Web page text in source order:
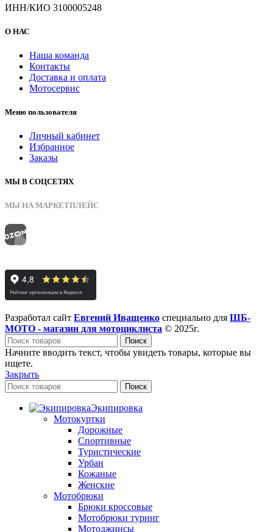
ИНН/КИО 3100005248
О НАС
Наша команда
Контакты
Доставка и оплата
Мотосервис
Меню пользователя
Личный кабинет
Избранное
Заказы
МЫ В СОЦСЕТЯХ
МЫ НА МАРКЕТПЛЕЙС
Разработал сайт Евгений Иващенко специально для ШБ-
МОТО - магазин для мотоциклиста © 2025г.
Поиск
Начните вводить текст, чтобы увидеть товары, которые вы
ищете.
Закрыть
Поиск
Экипировка
Мотокуртки
Дорожные
Спортивные
Туристические
Урбан
Кожаные
Женские
Мотобрюки
Брюки кроссовые
Мотобрюки туринг
Мотоджинсы